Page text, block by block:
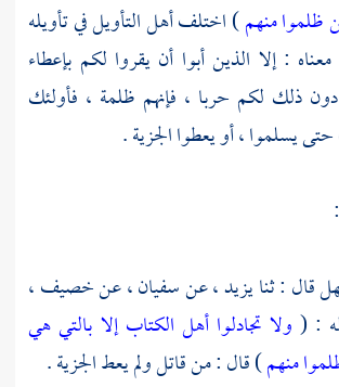
ظلموا منهم) اختلف أهل التأويل في تأويله
: إلا الذين أبوا أن يقروا لكم بإعطاء
دون ذلك لكم حربا ، فإنهم ظلمة ، فأولئك
يسلموا ، أو يعطوا الجزية .
قال : ثنايزيد ،عنسفيان ،عنخصيف ،
: ( ولا تجادلوا أهل الكتاب إلا بالتي هي
منهم) قال : من قاتل ولم يعط الجزية .